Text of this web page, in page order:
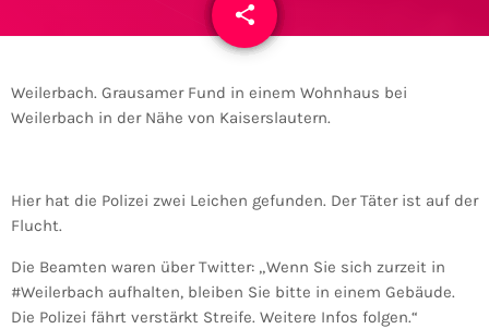
share
email
Weilerbach. Grausamer Fund in einem Wohnhaus bei
Weilerbach in der Nähe von Kaiserslautern.
Hier hat die Polizei zwei Leichen gefunden. Der Täter ist auf der
Flucht.
Die Beamten waren über Twitter: „Wenn Sie sich zurzeit in
#Weilerbach aufhalten, bleiben Sie bitte in einem Gebäude.
Die Polizei fährt verstärkt Streife. Weitere Infos folgen.“